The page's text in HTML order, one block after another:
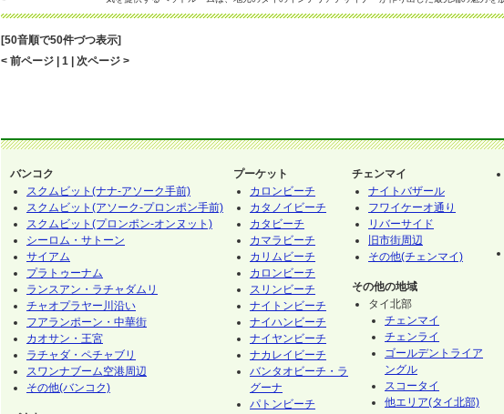
ユニバーサルUSBソケットを装備。フィットネスセンターでは、ランニング、ウェイトトレーニ
[50音順で50件づつ表示]
< 前ページ | 1 | 次ページ >
バンコク
スクムビット(ナナ-アソーク手前)
スクムビット(アソーク-プロンポン手前)
スクムビット(プロンポン-オンヌット)
シーロム・サトーン
サイアム
プラトゥーナム
ランスアン・ラチャダムリ
チャオプラヤー川沿い
フアランポーン・中華街
カオサン・王宮
ラチャダ・ペチャブリ
スワンナブーム空港周辺
その他(バンコク)
プーケット
カロンビーチ
カタノイビーチ
カタビーチ
カマラビーチ
カリムビーチ
カロンビーチ
スリンビーチ
ナイトンビーチ
ナイハンビーチ
ナイヤンビーチ
ナカレイビーチ
バンタオビーチ・ラ
グーナ
パトンビーチ
チェンマイ
ナイトバザール
フワイケーオ通り
リバーサイド
旧市街周辺
その他(チェンマイ)
その他の地域
タイ北部
チェンマイ
チェンライ
ゴールデントライア
ングル
スコータイ
他エリア(タイ北部)